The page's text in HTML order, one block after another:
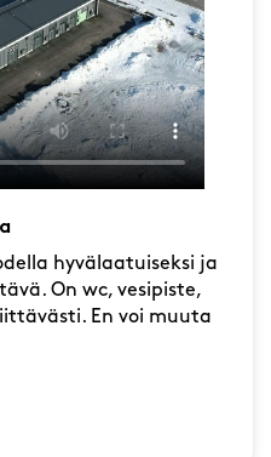
hyvälaatuiseksi ja
On wc, vesipiste,
En voi muuta